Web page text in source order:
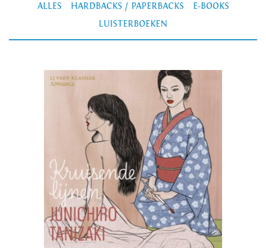
ALLES HARDBACKS / PAPERBACKS
E-BOOKS
LUISTERBOEKEN